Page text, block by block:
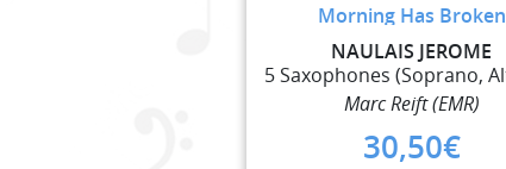
Morning Has Broken
NAULAIS JEROME
Marc Reift (EMR)
30,50€